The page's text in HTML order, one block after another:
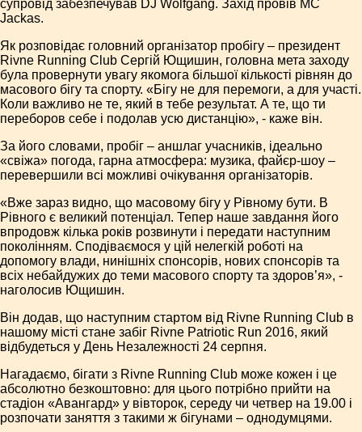
супровід забезпечував DJ Wolfgang. Захід провів MC
Jackas.
Як розповідає головний організатор пробігу – президент
Rivne Running Club Сергій Ющишин, головна мета заходу
була провернути увагу якомога більшої кількості рівнян до
масового бігу та спорту. «Бігу не для перемоги, а для участі.
Коли важливо не те, який в тебе результат. А те, що ти
переборов себе і подолав усю дистанцію», - каже він.
За його словами, пробіг – аншлаг учасників, ідеально
«свіжа» погода, гарна атмосфера: музика, файєр-шоу –
перевершили всі можливі очікування організаторів.
«Вже зараз видно, що масовому бігу у Рівному бути. В
Рівного є великий потенціал. Тепер наше завдання його
впродовж кілька років розвинути і передати наступним
поколінням. Сподіваємося у цій нелегкій роботі на
допомогу влади, нинішніх спонсорів, нових спонсорів та
всіх небайдужих до теми масового спорту та здоров’я», -
наголосив Ющишин.
Він додав, що наступним стартом від Rivne Running Club в
нашому місті стане забіг Rivne Patriotic Run 2016, який
відбудеться у День Незалежності 24 серпня.
Нагадаємо, бігати з Rivne Running Club може кожен і це
абсолютно безкоштовно: для цього потрібно прийти на
стадіон «Авангард» у вівторок, середу чи четвер на 19.00 і
розпочати заняття з такими ж бігунами – однодумцями.